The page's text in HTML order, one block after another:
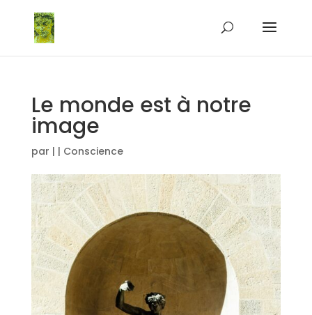
Le monde est à notre
image
par | | Conscience